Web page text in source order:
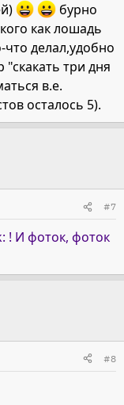
бурно
как лошадь
что делал,удобно
три дня
в.е.
осталось 5).
#7
! И фоток, фоток
#8